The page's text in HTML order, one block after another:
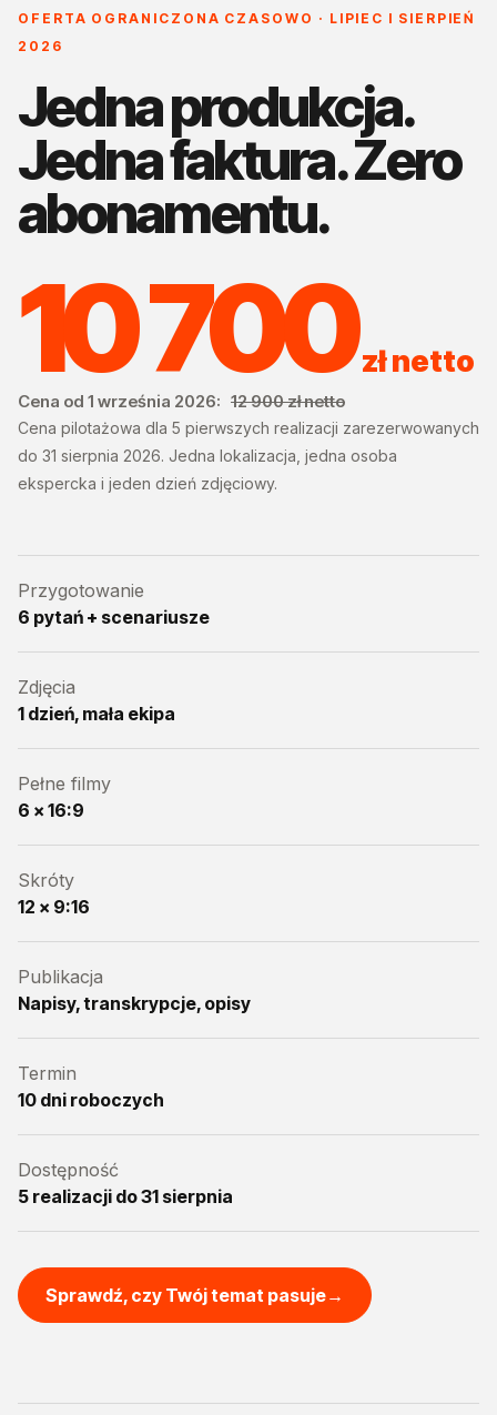
OFERTA OGRANICZONA CZASOWO · LIPIEC I SIERPIEŃ
2026
Jedna produkcja.
Jedna faktura. Zero
abonamentu.
10 700zł netto
Cena od 1 września 2026: 12 900 zł netto
Cena pilotażowa dla 5 pierwszych realizacji zarezerwowanych
do 31 sierpnia 2026. Jedna lokalizacja, jedna osoba
ekspercka i jeden dzień zdjęciowy.
Przygotowanie
6 pytań + scenariusze
Zdjęcia
1 dzień, mała ekipa
Pełne filmy
6 × 16:9
Skróty
12 × 9:16
Publikacja
Napisy, transkrypcje, opisy
Termin
10 dni roboczych
Dostępność
5 realizacji do 31 sierpnia
Sprawdź, czy Twój temat pasuje→